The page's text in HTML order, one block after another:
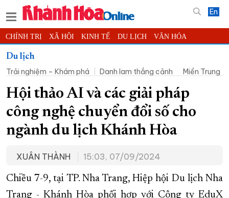
En
CHÍNH TRỊ XÃ HỘI KINH TẾ DU LỊCH VĂN HÓA
THỂ THAO
KHOA HỌC - CÔNG NGHỆ PHÁP LUẬT BẠN ĐỌC PHÓNG SỰ
THẾ GIỚI MULTIMEDIA VIDEO ĐỌC BÁO ONLINE
PODCAST THÔNG TIN - QUẢNG CÁO
QUY HOẠCH TỈNH KHÁNH HÒA
CHUNG TAY CẢI CÁCH HÀNH CHÍNH
XÂY DỰNG NÔNG THÔN MỚI LỊCH CẮT ĐIỆN
TÀU - XE - MÁY BAY
Du lịch
Trải nghiệm – Khám phá
Danh lam thắng cảnh Miền Trung -
Hội thảo AI và các giải pháp
công nghệ chuyển đổi số cho
ngành du lịch Khánh Hòa
XUÂN THÀNH 15:03, 07/09/2024
Chiều 7-9, tại TP. Nha Trang, Hiệp hội Du lịch Nha
Trang - Khánh Hòa phối hợp với Công ty EduX